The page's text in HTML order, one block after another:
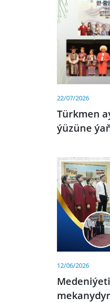
22/07/2026
Türkmen
ýüzüne
12/06/2026